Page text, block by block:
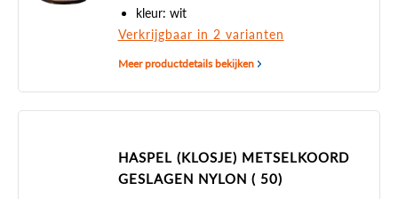
kleur: wit
Verkrijgbaar in 2 varianten
Meer productdetails bekijken
HASPEL (KLOSJE) METSELKOORD
GESLAGEN NYLON ( 50)